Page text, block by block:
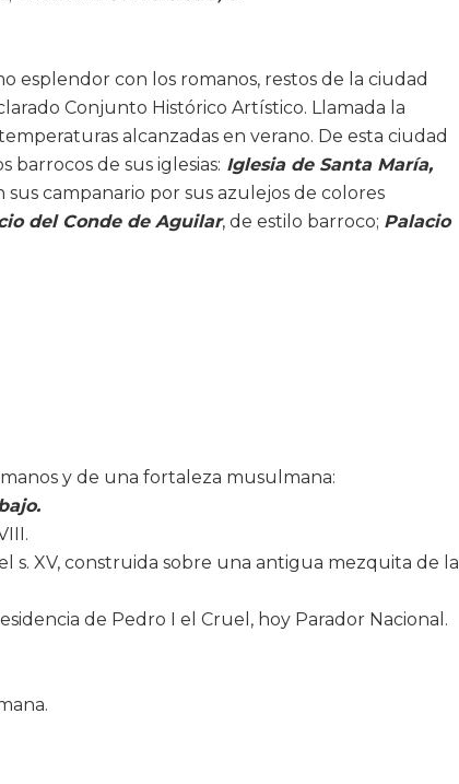
esplendor con los romanos, restos de la ciudad
Conjunto Histórico Artístico. Llamada la
alcanzadas en verano. De esta ciudad
barrocos de sus iglesias: Iglesia de Santa María,
campanario por sus azulejos de colores
del Conde de Aguilar, de estilo barroco; Palacio
y de una fortaleza musulmana:
s. XV, construida sobre una antigua mezquita de la
de Pedro I el Cruel, hoy Parador Nacional.